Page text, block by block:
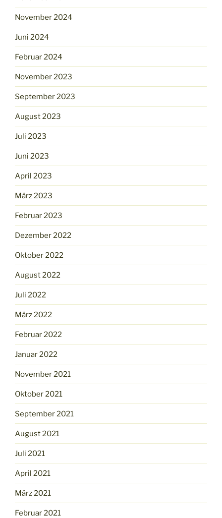
November 2024
Juni 2024
Februar 2024
November 2023
September 2023
August 2023
Juli 2023
Juni 2023
April 2023
März 2023
Februar 2023
Dezember 2022
Oktober 2022
August 2022
Juli 2022
März 2022
Februar 2022
Januar 2022
November 2021
Oktober 2021
September 2021
August 2021
Juli 2021
April 2021
März 2021
Februar 2021